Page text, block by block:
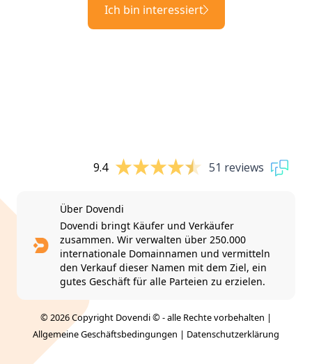
Ich bin interessiert
9.4 51 reviews
Über Dovendi
Dovendi bringt Käufer und Verkäufer
zusammen. Wir verwalten über 250.000
internationale Domainnamen und vermitteln
den Verkauf dieser Namen mit dem Ziel, ein
gutes Geschäft für alle Parteien zu erzielen.
© 2026 Copyright Dovendi © - alle Rechte vorbehalten |
Allgemeine Geschäftsbedingungen | Datenschutzerklärung